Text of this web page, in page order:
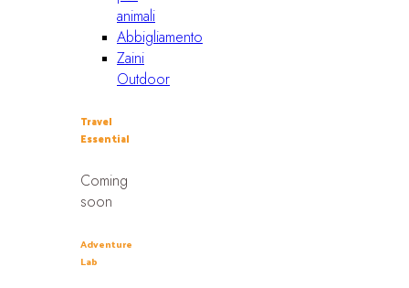
animali
Abbigliamento
Zaini
Outdoor
Travel
Essential
Coming
soon
Adventure
Lab